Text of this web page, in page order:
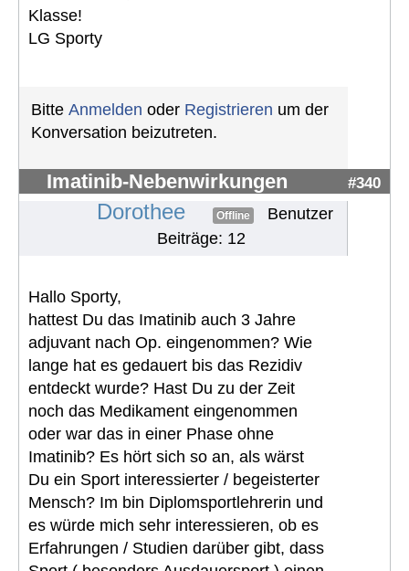
Klasse!
LG Sporty
Bitte Anmelden oder Registrieren um der
Konversation beizutreten.
Imatinib-Nebenwirkungen #340
Dorothee Offline
Benutzer
Beiträge: 12
Hallo Sporty,
hattest Du das Imatinib auch 3 Jahre
adjuvant nach Op. eingenommen? Wie
lange hat es gedauert bis das Rezidiv
entdeckt wurde? Hast Du zu der Zeit
noch das Medikament eingenommen
oder war das in einer Phase ohne
Imatinib? Es hört sich so an, als wärst
Du ein Sport interessierter / begeisterter
Mensch? Im bin Diplomsportlehrerin und
es würde mich sehr interessieren, ob es
Erfahrungen / Studien darüber gibt, dass